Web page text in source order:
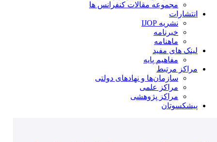
مجموعه مقالات کنفرانس ها
انتشارات
نشریه IJOP
خبرنامه
ماهنامه
لینک های مفید
مفاهیم پایه
مراکز مرتبط
سازمان‌ها و نهادهای دولتی
مراکز علمی
مراکز پژوهشی
پیشکسوتان